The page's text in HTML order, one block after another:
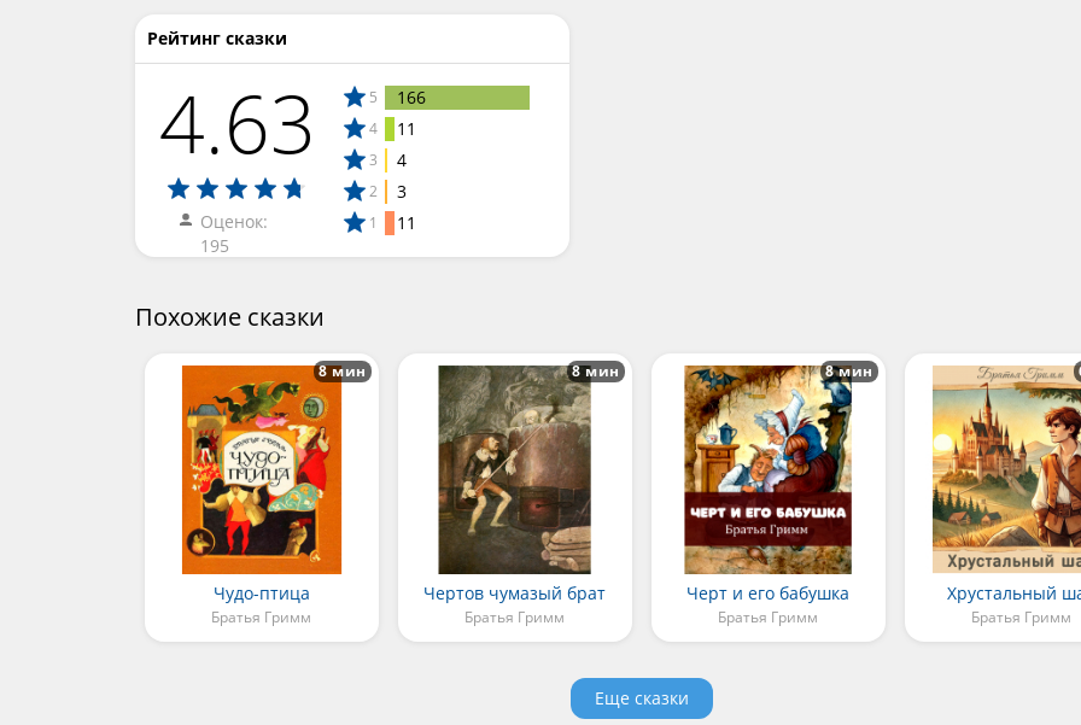
Рейтинг сказки
4.63
Оценок:
195
5 166
4 11
3 4
2 3
1 11
Похожие сказки
Чудо-птица
Братья Гримм
8 мин
Чертов чумазый брат
Братья Гримм
8 мин
Черт и его бабушка
Братья Гримм
8 мин
Хрустальный
Братья Гримм
Еще сказки